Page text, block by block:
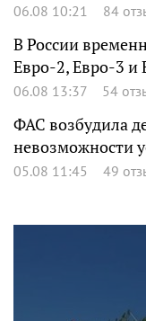
06.08 10:21 84
В России
Евро-2, Евро-3 и
06.08 13:37 54
ФАС возбудила
невозможности
05.08 11:45 49